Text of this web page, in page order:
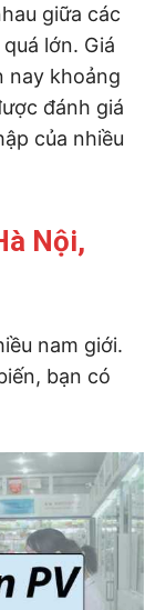
giữa các
lớn. Giá
nay khoảng
đánh giá
của nhiều
Nội,
nam giới.
bạn có